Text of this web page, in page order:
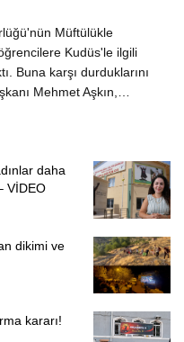
Müftülükle
Kudüs'le ilgili
Buna karşı durduklarını
Mehmet Aşkın,…
daha
VİDEO
dikimi ve
kararı!